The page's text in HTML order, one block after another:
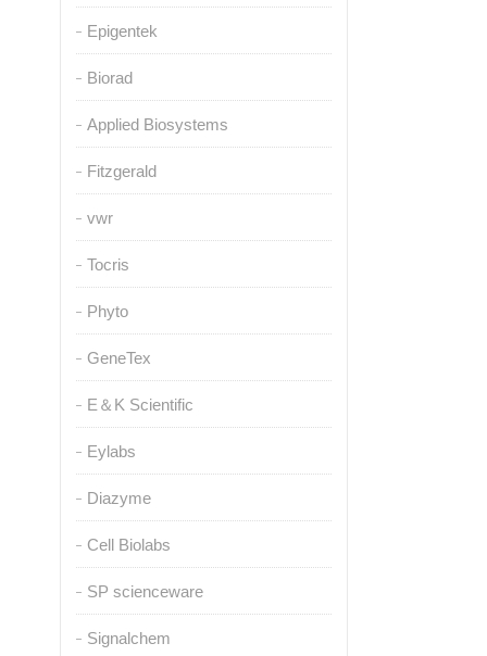
Epigentek
Biorad
Applied Biosystems
Fitzgerald
vwr
Tocris
Phyto
GeneTex
E＆K Scientific
Eylabs
Diazyme
Cell Biolabs
SP scienceware
Signalchem